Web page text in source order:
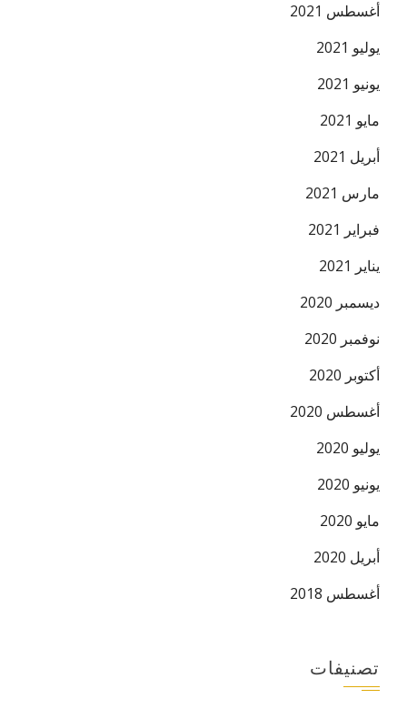
أغسطس 2021
يوليو 2021
يونيو 2021
مايو 2021
أبريل 2021
مارس 2021
فبراير 2021
يناير 2021
ديسمبر 2020
نوفمبر 2020
أكتوبر 2020
أغسطس 2020
يوليو 2020
يونيو 2020
مايو 2020
أبريل 2020
أغسطس 2018
تصنيفات